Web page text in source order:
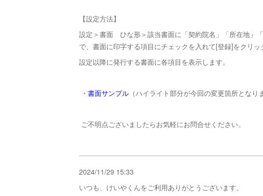
【設定方法】
設定＞書面 ひな形＞該当書面に「契約院名」「所在地」
で、書面に印字する項目にチェックを入れて[登録]をクリッ
設定以降に発行する書面に各項目を表示します。
・ 書面サンプル （ハイライト部分が今回の変更箇所となり
ご不明点ございましたらお気軽にお問合せください。
2024/11/29 15:33
いつも、けいやくんをご利用ありがとうございます。